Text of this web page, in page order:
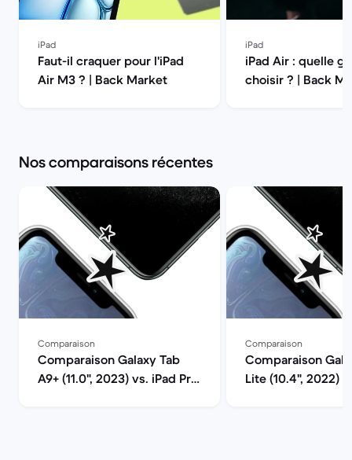
iPad
Faut-il craquer pour l'iPad
Air M3 ? | Back Market
iPad
iPad Air : quelle
choisir ? | Back
Nos comparaisons récentes
Comparaison
Comparaison Galaxy Tab
A9+ (11.0", 2023) vs. iPad Pro
Comparaison
Comparaison
Lite (10.4", 2022)